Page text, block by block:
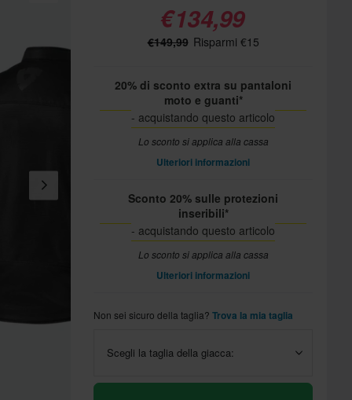
€134,99
€149,99 Risparmi €15
20% di sconto extra su pantaloni
moto e guanti*
- acquistando questo articolo
Lo sconto si applica alla cassa
Ulteriori informazioni
Sconto 20% sulle protezioni
inseribili*
- acquistando questo articolo
Lo sconto si applica alla cassa
Ulteriori informazioni
Non sei sicuro della taglia? Trova la mia taglia
Scegli la taglia della giacca: